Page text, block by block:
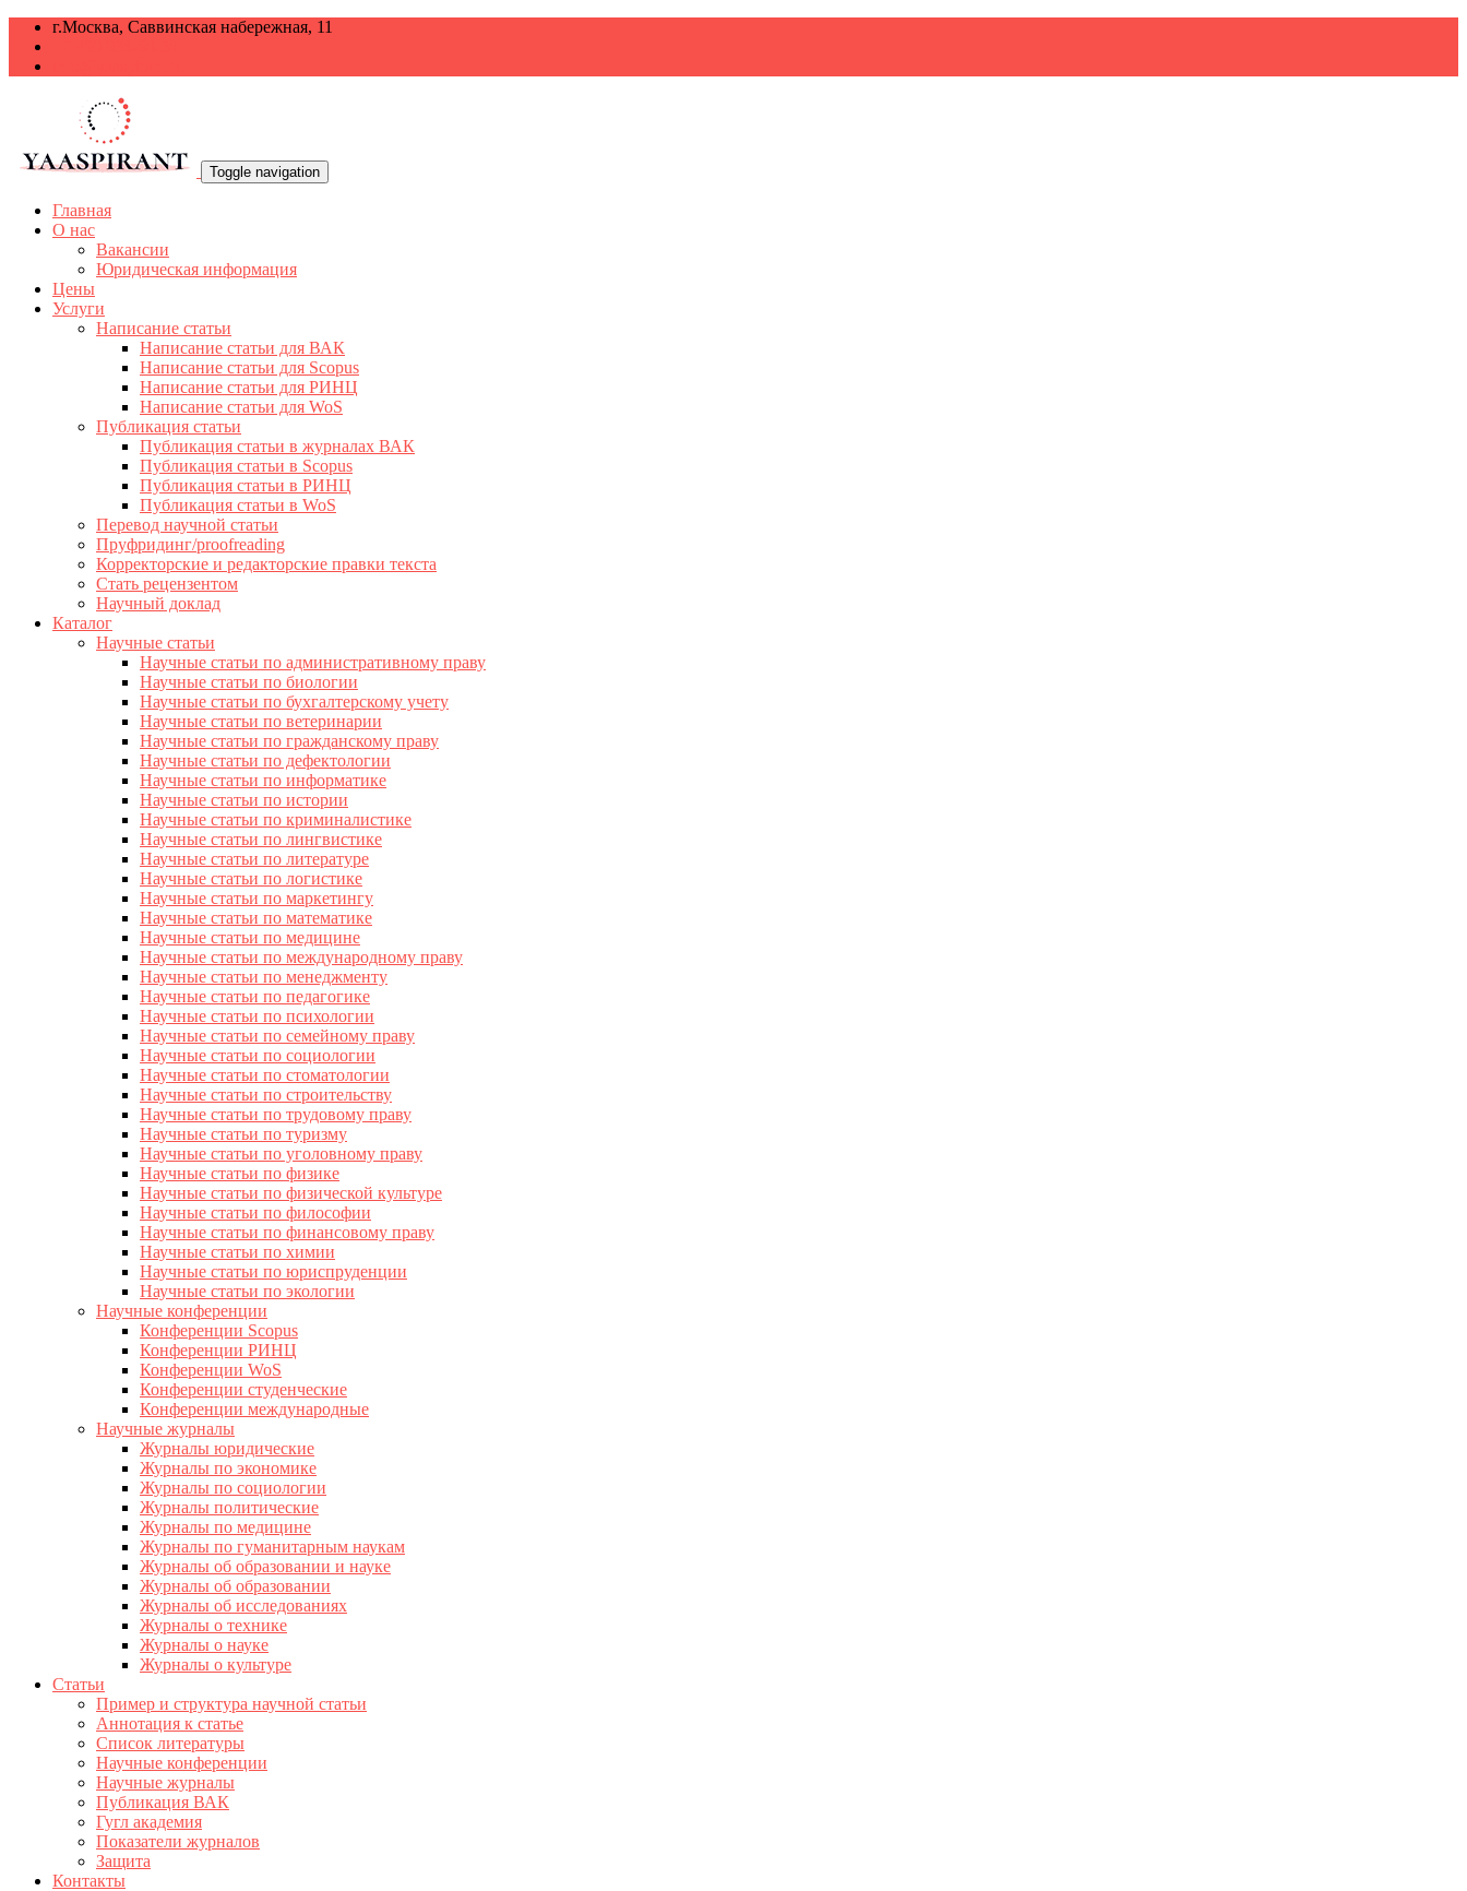
г.Москва, Саввинская набережная, 11
Toggle navigation
Главная
О нас
Вакансии
Юридическая информация
Цены
Услуги
Написание статьи
Написание статьи для ВАК
Написание статьи для Scopus
Написание статьи для РИНЦ
Написание статьи для WoS
Публикация статьи
Публикация статьи в журналах ВАК
Публикация статьи в Scopus
Публикация статьи в РИНЦ
Публикация статьи в WoS
Перевод научной статьи
Пруфридинг/proofreading
Корректорские и редакторские правки текста
Стать рецензентом
Научный доклад
Каталог
Научные статьи
Научные статьи по административному праву
Научные статьи по биологии
Научные статьи по бухгалтерскому учету
Научные статьи по ветеринарии
Научные статьи по гражданскому праву
Научные статьи по дефектологии
Научные статьи по информатике
Научные статьи по истории
Научные статьи по криминалистике
Научные статьи по лингвистике
Научные статьи по литературе
Научные статьи по логистике
Научные статьи по маркетингу
Научные статьи по математике
Научные статьи по медицине
Научные статьи по международному праву
Научные статьи по менеджменту
Научные статьи по педагогике
Научные статьи по психологии
Научные статьи по семейному праву
Научные статьи по социологии
Научные статьи по стоматологии
Научные статьи по строительству
Научные статьи по трудовому праву
Научные статьи по туризму
Научные статьи по уголовному праву
Научные статьи по физике
Научные статьи по физической культуре
Научные статьи по философии
Научные статьи по финансовому праву
Научные статьи по химии
Научные статьи по юриспруденции
Научные статьи по экологии
Научные конференции
Конференции Scopus
Конференции РИНЦ
Конференции WoS
Конференции студенческие
Конференции международные
Научные журналы
Журналы юридические
Журналы по экономике
Журналы по социологии
Журналы политические
Журналы по медицине
Журналы по гуманитарным наукам
Журналы об образовании и науке
Журналы об образовании
Журналы об исследованиях
Журналы о технике
Журналы о науке
Журналы о культуре
Статьи
Пример и структура научной статьи
Аннотация к статье
Список литературы
Научные конференции
Научные журналы
Публикация ВАК
Гугл академия
Показатели журналов
Защита
Контакты